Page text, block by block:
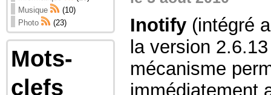
Musique
(10)
Photo
(23)
Mots-
clefs
Inotify (intégré
la version
mécanisme
immédiatement